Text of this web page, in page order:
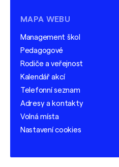
MAPA WEBU
Management škol
Pedagogové
Rodiče a veřejnost
Kalendář akcí
Telefonní seznam
Adresy a kontakty
Volná místa
Nastavení cookies